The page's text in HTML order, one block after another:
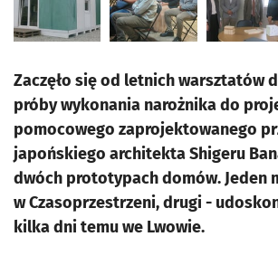
Zaczęło się od letnich warsztatów
próby wykonania narożnika do
pomocowego zaprojektowanego
japońskiego architekta Shigeru
dwóch prototypach domów. Jeden
w Czasoprzestrzeni, drugi -
kilka dni temu we Lwowie.